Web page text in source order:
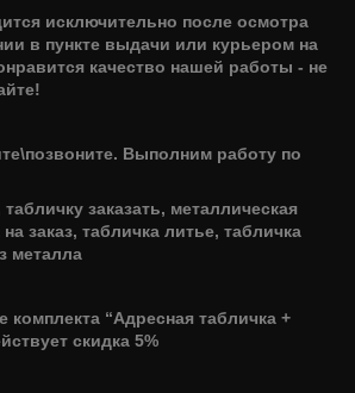
исключительно после осмотра
в пункте выдачи или курьером на
качество нашей работы - не
Выполним работу по
заказать, металлическая
заказ, табличка литье, табличка
металла
комплекта “Адресная табличка +
скидка 5%